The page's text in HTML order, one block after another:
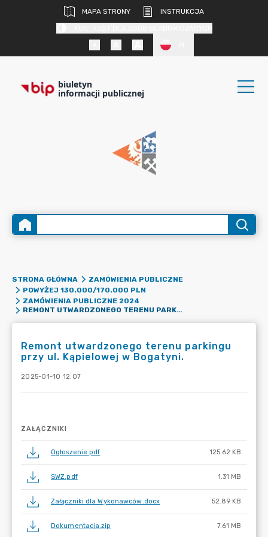
MAPA STRONY
INSTRUKCJA
biuletyn
informacji publicznej
STRONA GŁÓWNA
ZAMÓWIENIA PUBLICZNE
POWYŻEJ 130.000/170.000 PLN
ZAMÓWIENIA PUBLICZNE 2024
REMONT UTWARDZONEGO TERENU PARKINGU PRZY UL. KĄPIELOWEJ W BOGATYNI.
Remont utwardzonego terenu parkingu
przy ul. Kąpielowej w Bogatyni.
2025-01-10 12:07
ZAŁĄCZNIKI
Ogłoszenie.pdf 125.62 KB
SWZ.pdf 1.31 MB
Załączniki dla Wykonawców.docx 52.89 KB
Dokumentacja.zip 7.61 MB